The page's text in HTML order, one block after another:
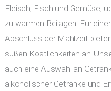
Fleisch, Fisch und Gemüse,
zu warmen Beilagen. Für
Abschluss der Mahlzeit
süßen Köstlichkeiten an.
auch eine Auswahl an
alkoholischer Getränke und